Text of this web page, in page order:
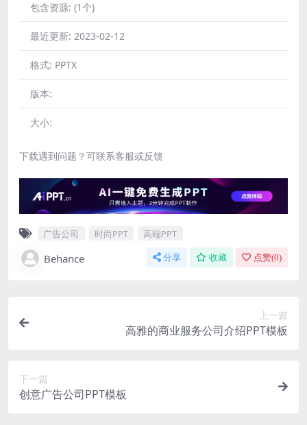
包含资源: (1个)
最近更新: 2023-02-12
格式: PPTX
版本:
大小:
下载遇到问题？可联系客服或反馈
广告公司 时尚PPT 高端PPT
Behance 分享 收藏 点赞(0)
上一篇
高雅的商业服务公司介绍PPT模板
下一篇
创意广告公司PPT模板